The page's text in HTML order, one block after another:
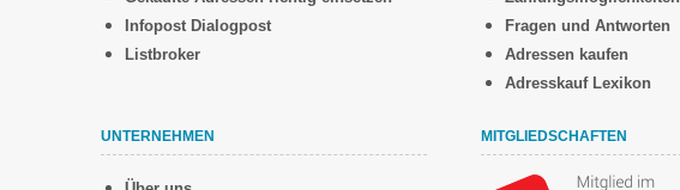
Infopost Dialogpost
Listbroker
Fragen und Antworten
Adressen kaufen
Adresskauf Lexikon
UNTERNEHMEN MITGLIEDSCHAFTEN